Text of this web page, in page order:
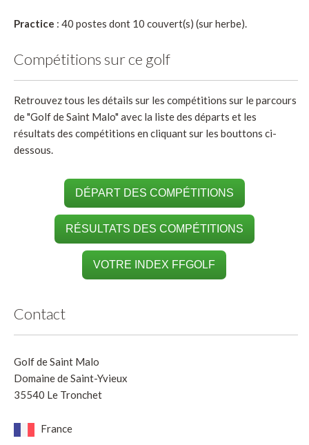
Practice : 40 postes dont 10 couvert(s) (sur herbe).
Compétitions sur ce golf
Retrouvez tous les détails sur les compétitions sur le parcours
de "Golf de Saint Malo" avec la liste des départs et les
résultats des compétitions en cliquant sur les bouttons ci-
dessous.
DÉPART DES COMPÉTITIONS
RÉSULTATS DES COMPÉTITIONS
VOTRE INDEX FFGOLF
Contact
Golf de Saint Malo
Domaine de Saint-Yvieux
35540 Le Tronchet
France